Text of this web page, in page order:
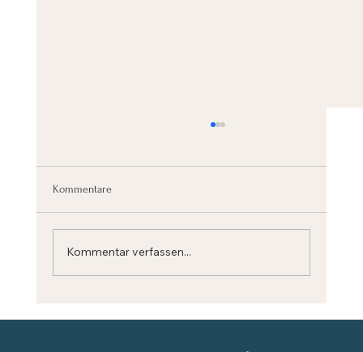
Kommentare
Kommentar verfassen...